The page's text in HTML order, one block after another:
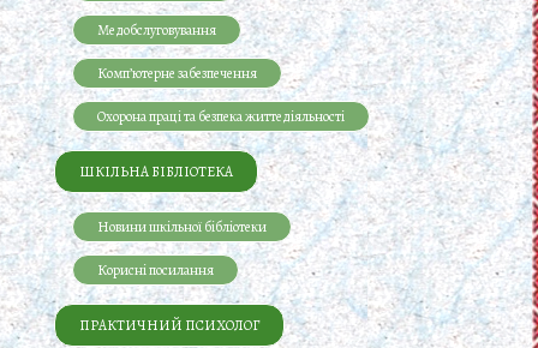
Медобслуговування
Комп’ютерне забезпечення
Охорона праці та безпека життедіяльності
ШКІЛЬНА БІБЛІОТЕКА
Новини шкільної бібліотеки
Корисні посилання
ПРАКТИЧНИЙ ПСИХОЛОГ